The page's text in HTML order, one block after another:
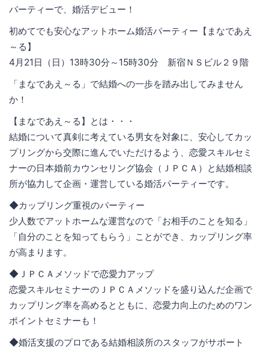
パーティーで、婚活デビュー！
初めてでも安心なアットホーム婚活パーティー【まなであえ
～る】
4月21日（日）13時30分～15時30分 新宿ＮＳビル２９階
「まなであえ～る」で結婚への一歩を踏み出してみません
か！
【まなであえ～る】とは・・・
結婚について真剣に考えている男女を対象に、安心してカッ
プリングから交際に進んでいただけるよう、恋愛スキルセミ
ナーの日本婚前カウンセリング協会（ＪＰＣＡ）と結婚相談
所が協力して企画・運営している婚活パーティーです。
◆カップリング重視のパーティー
少人数でアットホームな運営なので「お相手のことを知る」
「自分のことを知ってもらう」ことができ、カップリング率
が高まります。
◆ＪＰＣＡメソッドで恋愛力アップ
恋愛スキルセミナーのＪＰＣＡメソッドを盛り込んだ企画で
カップリング率を高めるとともに、恋愛力向上のためのワン
ポイントセミナーも！
◆婚活支援のプロである結婚相談所のスタッフがサポート